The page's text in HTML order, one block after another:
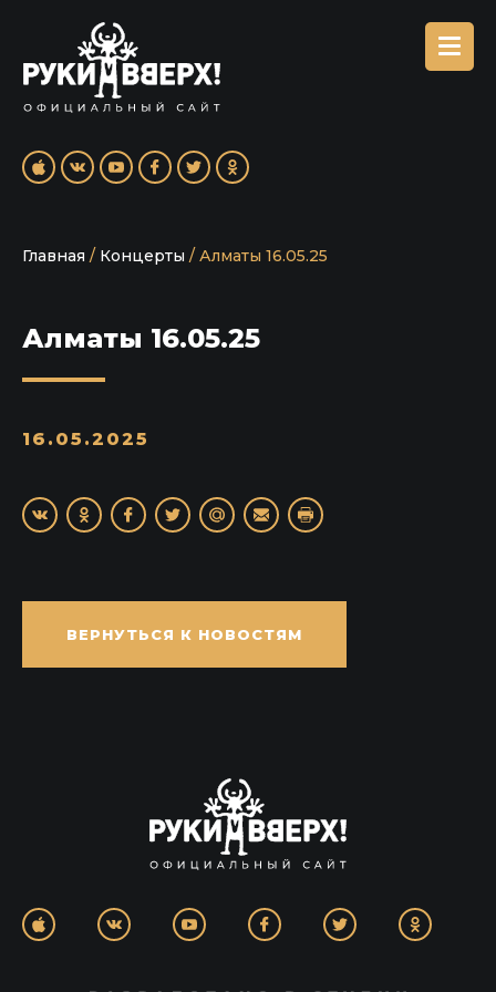
Главная / Концерты / Алматы 16.05.25
Алматы 16.05.25
16.05.2025
ВЕРНУТЬСЯ К НОВОСТЯМ